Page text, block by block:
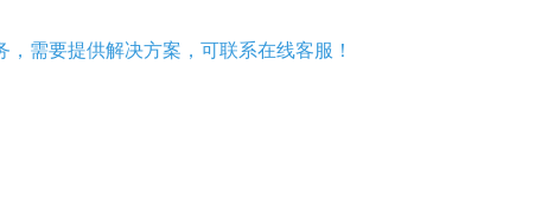
，需要提供解决方案，可联系在线客服！